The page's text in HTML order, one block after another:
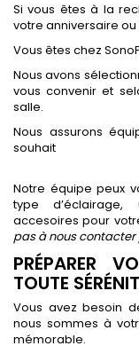
Si vous êtes à la
votre anniversaire
Vous êtes chez
Nous avons
vous convenir et
salle.
Nous assurons
souhait
Notre équipe peux
type
accesoires pour
pas à nous
PRÉPARER
TOUTE
Vous avez besoin
nous sommes à
mémorable.